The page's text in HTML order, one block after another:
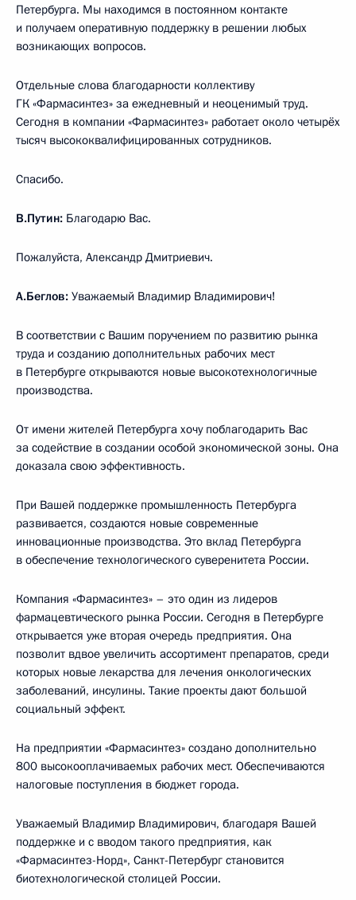
Петербурга. Мы находимся в постоянном контакте
и получаем оперативную поддержку в решении любых
возникающих вопросов.
Отдельные слова благодарности коллективу
ГК «Фармасинтез» за ежедневный и неоценимый труд.
Сегодня в компании «Фармасинтез» работает около четырёх
тысяч высококвалифицированных сотрудников.
Спасибо.
В.Путин: Благодарю Вас.
Пожалуйста, Александр Дмитриевич.
А.Беглов: Уважаемый Владимир Владимирович!
В соответствии с Вашим поручением по развитию рынка
труда и созданию дополнительных рабочих мест
в Петербурге открываются новые высокотехнологичные
производства.
От имени жителей Петербурга хочу поблагодарить Вас
за содействие в создании особой экономической зоны. Она
доказала свою эффективность.
При Вашей поддержке промышленность Петербурга
развивается, создаются новые современные
инновационные производства. Это вклад Петербурга
в обеспечение технологического суверенитета России.
Компания «Фармасинтез» – это один из лидеров
фармацевтического рынка России. Сегодня в Петербурге
открывается уже вторая очередь предприятия. Она
позволит вдвое увеличить ассортимент препаратов, среди
которых новые лекарства для лечения онкологических
заболеваний, инсулины. Такие проекты дают большой
социальный эффект.
На предприятии «Фармасинтез» создано дополнительно
800 высокооплачиваемых рабочих мест. Обеспечиваются
налоговые поступления в бюджет города.
Уважаемый Владимир Владимирович, благодаря Вашей
поддержке и с вводом такого предприятия, как
«Фармасинтез-Норд», Санкт-Петербург становится
биотехнологической столицей России.